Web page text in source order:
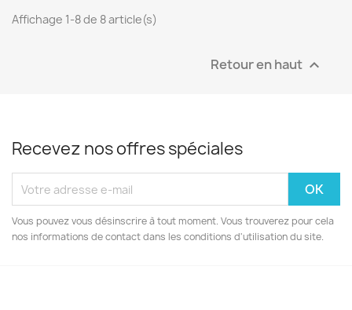
Affichage 1-8 de 8 article(s)
Retour en haut 
Recevez nos offres spéciales
Vous pouvez vous désinscrire à tout moment. Vous trouverez pour cela
nos informations de contact dans les conditions d'utilisation du site.